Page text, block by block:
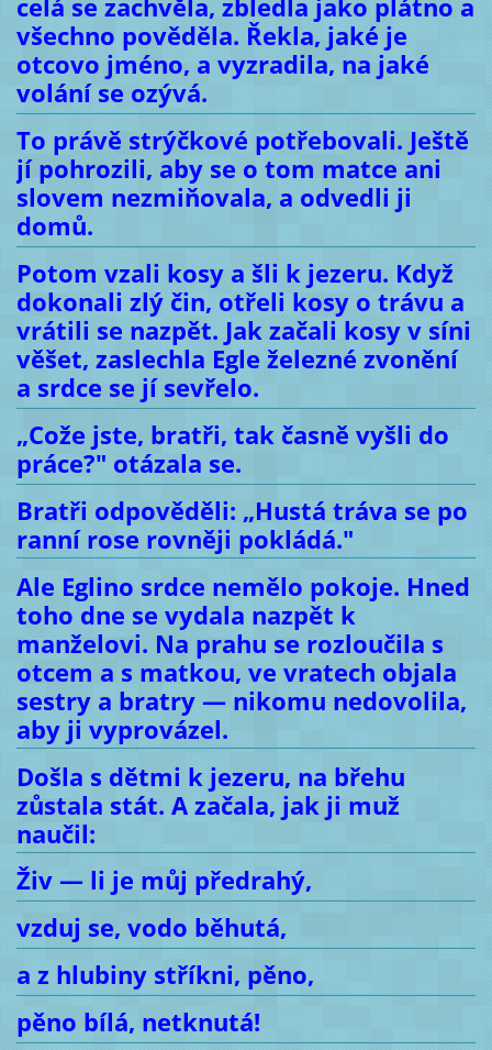
celá se zachvěla, zbledla jako plátno a
všechno pověděla. Řekla, jaké je
otcovo jméno, a vyzradila, na jaké
volání se ozývá.
To právě strýčkové potřebovali. Ještě
jí pohrozili, aby se o tom matce ani
slovem nezmiňovala, a odvedli ji
domů.
Potom vzali kosy a šli k jezeru. Když
dokonali zlý čin, otřeli kosy o trávu a
vrátili se nazpět. Jak začali kosy v síni
věšet, zaslechla Egle železné zvonění
a srdce se jí sevřelo.
„Cože jste, bratři, tak časně vyšli do
práce?" otázala se.
Bratři odpověděli: „Hustá tráva se po
ranní rose rovněji pokládá."
Ale Eglino srdce nemělo pokoje. Hned
toho dne se vydala nazpět k
manželovi. Na prahu se rozloučila s
otcem a s matkou, ve vratech objala
sestry a bratry — nikomu nedovolila,
aby ji vyprovázel.
Došla s dětmi k jezeru, na břehu
zůstala stát. A začala, jak ji muž
naučil:
Živ — li je můj předrahý,
vzduj se, vodo běhutá,
a z hlubiny stříkni, pěno,
pěno bílá, netknutá!